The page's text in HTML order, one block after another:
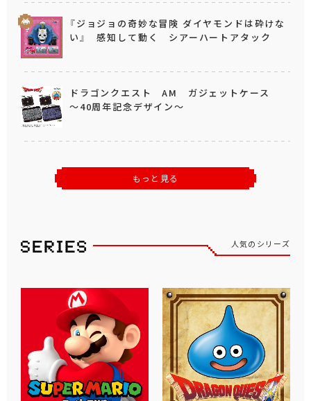
『ジョジョの奇妙な冒険 ダイヤモンドは砕けな
い』 感知して動く シアーハートアタック
ドラゴンクエスト AM ガジェットケース
～40周年記念デザイン～
もっと見る
人気のシリーズ